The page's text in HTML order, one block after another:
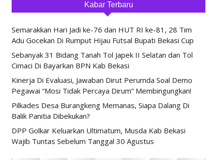
Kabar Terbaru
Semarakkan Hari Jadi ke-76 dan HUT RI ke-81, 28 Tim
Adu Gocekan Di Rumput Hijau Futsal Bupati Bekasi Cup
Sebanyak 31 Bidang Tanah Tol Japek II Selatan dan Tol
Cimaci Di Bayarkan BPN Kab Bekasi
Kinerja Di Evaluasi, Jawaban Dirut Perumda Soal Demo
Pegawai “Mosi Tidak Percaya Dirum” Membingungkan!
Pilkades Desa Burangkeng Memanas, Siapa Dalang Di
Balik Panitia Dibekukan?
DPP Golkar Keluarkan Ultimatum, Musda Kab Bekasi
Wajib Tuntas Sebelum Tanggal 30 Agustus